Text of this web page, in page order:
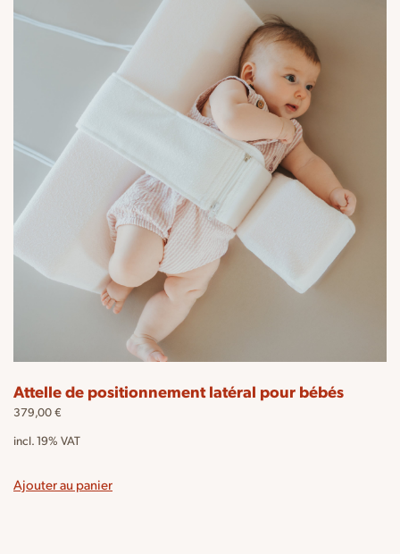
Attelle de positionnement latéral pour bébés
379,00€
incl. 19% VAT
Ajouter au panier